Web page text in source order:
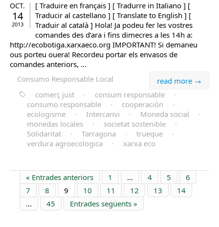
OCT.
14
2013
[ Traduire en français ] [ Tradurre in Italiano ] [
Traducir al castellano ] [ Translate to English ] [
Traduir al català ] Hola! Ja podeu fer les vostres
comandes des d’ara i fins dimecres a les 14h a:
http://ecobotiga.xarxaeco.org IMPORTANT! Si demaneu
ous porteu ouera! Recordeu portar els envasos de
comandes anteriors, ...
read more →
Consumo Responsable Local
comerç just
· consum responsable
·
consumo responsable
· cooperación
·
ecologisme
· Intercanvi · Moneda social
·
monedas locales
· societat sostenible
·
Solidaritat
· Tarragona · trueque
·
verdura agroecologica
· xarxa eco
« Entrades anteriors 1 … 4 5
6
7
8 9 10 11 12 13
14
…
45 Entrades següents »